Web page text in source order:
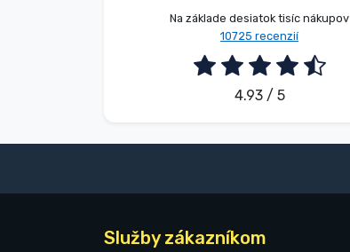
Na základe desiatok tisíc nákupov
10725 recenzií
4.93 / 5
Služby zákazníkom